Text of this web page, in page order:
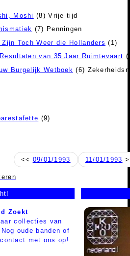
Moshi (8) Vrije tijd
(7) Penningen
Zijn Toch Weer die Hollanders (1)
van 35 Jaar Ruimtevaart
Burgelijk Wetboek (6)
(9)
<< 09/01/1993 11/01/1993
Zoekt
collecties van
oude banden of
met ons op!